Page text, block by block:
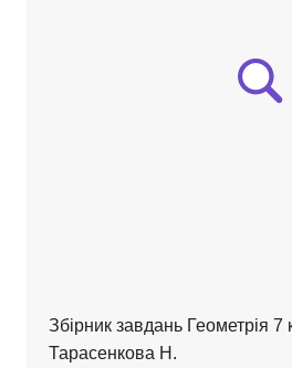
Збірник завдань Геометрія 7
Тарасенкова Н.